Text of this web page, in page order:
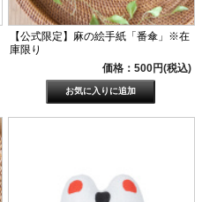
【公式限定】麻の絵手紙「番傘」※在
庫限り
価格：500円(税込)